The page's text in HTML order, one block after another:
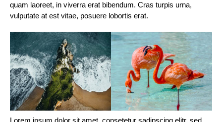
quam laoreet, in viverra erat bibendum. Cras turpis urna,
vulputate at est vitae, posuere lobortis erat.